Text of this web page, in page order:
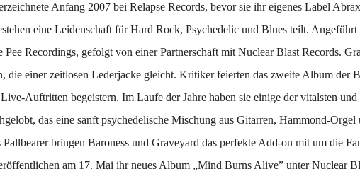
Anfang 2007 bei Relapse Records, bevor sie ihr eigenes Label
eine Leidenschaft für Hard Rock, Psychedelic und Blues teilt.
Recordings, gefolgt von einer Partnerschaft mit Nuclear Blast Records.
die einer zeitlosen Lederjacke gleicht. Kritiker feierten das zweite Album der
Auftritten begeistern. Im Laufe der Jahre haben sie einige der vitalsten
das eine sanft psychedelische Mischung aus Gitarren, Hammond-
bringen Baroness und Graveyard das perfekte Add-on mit um die
am 17. Mai ihr neues Album „Mind Burns Alive” unter Nuclear